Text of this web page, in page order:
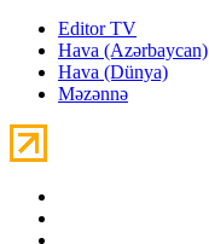
Editor TV
Hava (Azərbaycan)
Hava (Dünya)
Məzənnə